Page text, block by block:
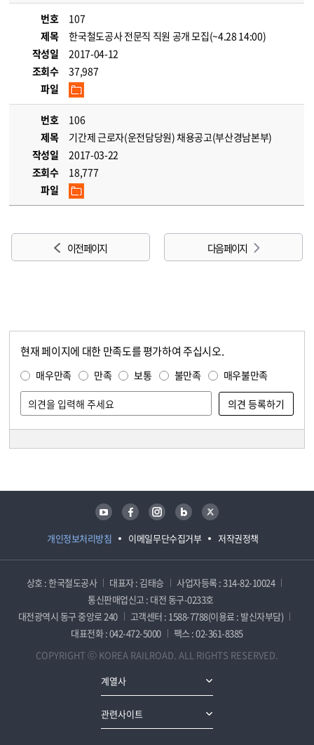
번호
107
제목
한국철도공사 전문직 직원 공개 모집(~4.28 14:00)
작성일
2017-04-12
조회수
37,987
파일
번호
106
제목
기간제 근로자(운전담당원) 채용공고(부산경남본부)
작성일
2017-03-22
조회수
18,777
파일
이전 페이지 다음 페이지
현재 페이지에 대한 만족도를 평가하여 주십시오.
매우만족 만족 보통 불만족 매우불만족
개인정보처리방침 이메일무단수집거부 저작권정책
유튜브 페이스북 인스타그램 블로그 트위터
상호 : 한국철도공사 대표자 : 김태승
사업자등록 : 314-82-10024
통신판매업신고 : 대전 동구-0233호
대전광역시 동구 중앙로 240
고객센터 : 1588-7788(이용료 : 발신자부담)
대표전화 : 042-472-5000
팩스 : 02-361-8385
COPYRIGHT ⓒ KOREA RAILROAD. ALL RIGHTS RESERVED.
계열사
관련사이트